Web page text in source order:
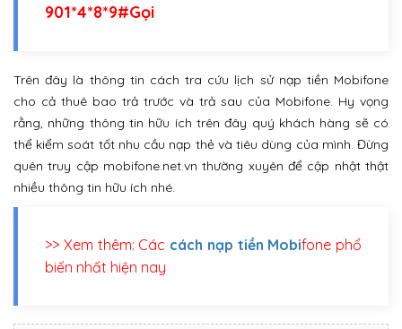
901*4*8*9#Gọi
Trên đây là thông tin cách tra cứu lịch sử nạp tiền Mobifone
cho cả thuê bao trả trước và trả sau của Mobifone. Hy vọng
rằng, những thông tin hữu ích trên đây quý khách hàng sẽ có
thể kiểm soát tốt nhu cầu nạp thẻ và tiêu dùng của mình. Đừng
quên truy cập mobifone.net.vn thường xuyên để cập nhật thật
nhiều thông tin hữu ích nhé.
>> Xem thêm: Các cách nạp tiền Mobifone phổ
biến nhất hiện nay